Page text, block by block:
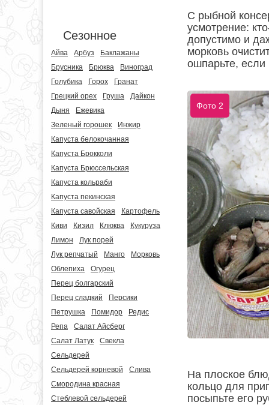
Сезонное
Айва Арбуз
Баклажаны
Брусника
Брюква
Виноград
Голубика
Горох
Гранат
Грецкий орех
Груша
Дайкон
Дыня
Ежевика
Зеленый горошек
Инжир
Капуста белокочанная
Капуста Брокколи
Капуста Брюссельская
Капуста кольраби
Капуста пекинская
Капуста савойская
Картофель
Киви
Кизил Клюква
Кукуруза
Лимон
Лук порей
Лук репчатый
Манго
Морковь
Облепиха
Огурец
Перец болгарский
Перец сладкий
Персики
Петрушка
Помидор
Редис
Репа
Салат Айсберг
Салат Латук
Свекла
Сельдерей
Сельдерей корневой
Слива
Смородина красная
Стеблевой сельдерей
С рыбной
усмотрение:
допустимо и
морковь
ошпарьте, если
Фото 2
На плоское
кольцо для
посыпьте его